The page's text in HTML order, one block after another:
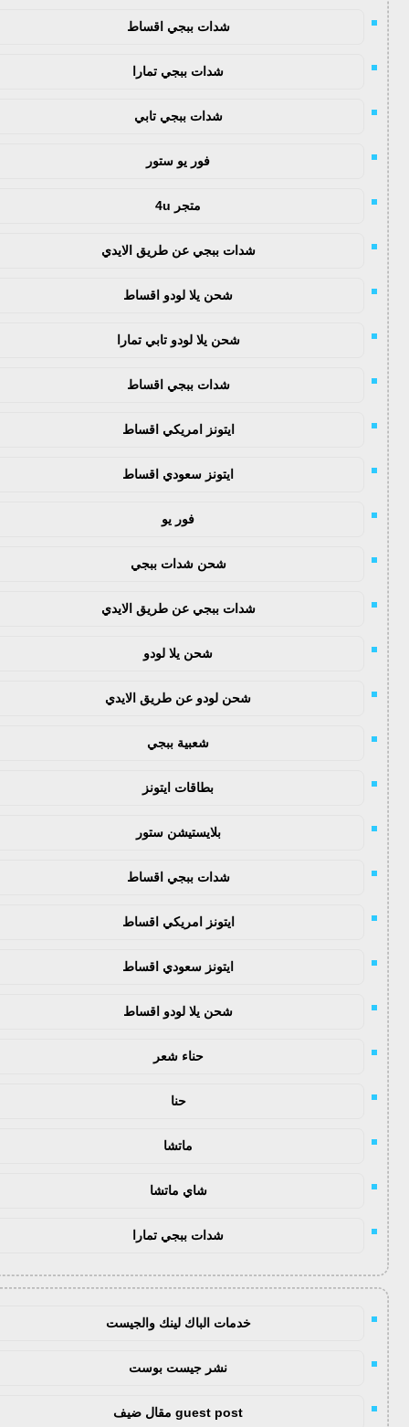
شدات ببجي اقساط
شدات ببجي تمارا
شدات ببجي تابي
فور يو ستور
متجر 4u
شدات ببجي عن طريق الايدي
شحن يلا لودو اقساط
شحن يلا لودو تابي تمارا
شدات ببجي اقساط
ايتونز امريكي اقساط
ايتونز سعودي اقساط
فور يو
شحن شدات ببجي
شدات ببجي عن طريق الايدي
شحن يلا لودو
شحن لودو عن طريق الايدي
شعبية ببجي
بطاقات ايتونز
بلايستيشن ستور
شدات ببجي اقساط
ايتونز امريكي اقساط
ايتونز سعودي اقساط
شحن يلا لودو اقساط
حناء شعر
حنا
ماتشا
شاي ماتشا
شدات ببجي تمارا
خدمات الباك لينك والجيست
نشر جيست بوست
guest post مقال ضيف